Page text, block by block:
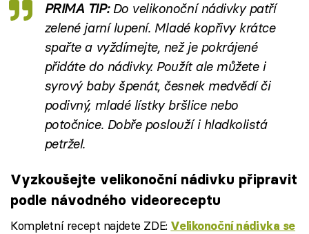
PRIMA TIP:Do velikonoční nádivky patří
zelené jarní lupení. Mladé kopřivy krátce
spařte a vyždímejte, než je pokrájené
přidáte do nádivky. Použít ale můžete i
syrový baby špenát, česnek medvědí či
podivný, mladé lístky bršlice nebo
potočnice. Dobře poslouží i hladkolistá
petržel.
Vyzkoušejte velikonoční nádivku připravit
podle návodného videoreceptu
Kompletní recept najdete ZDE: Velikonoční nádivka se